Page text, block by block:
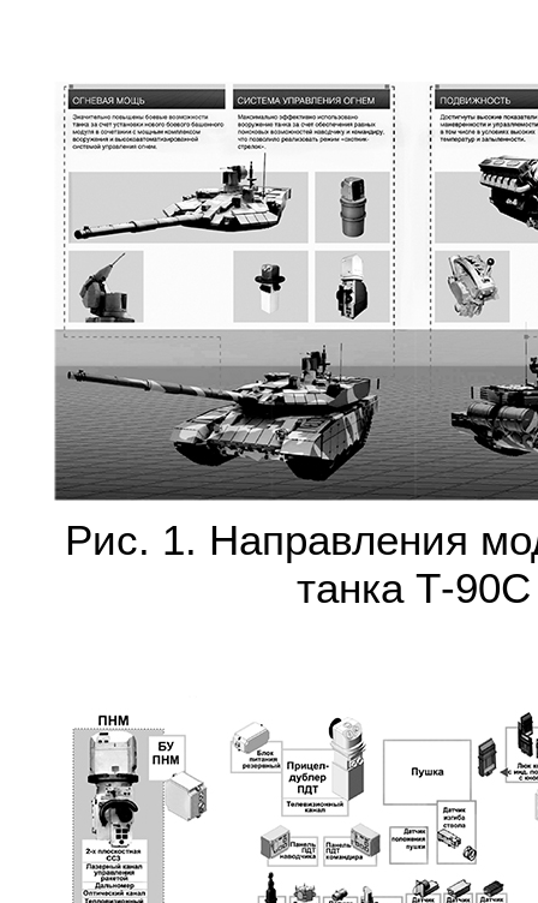
Рис. 1. Направления
танка Т-90С